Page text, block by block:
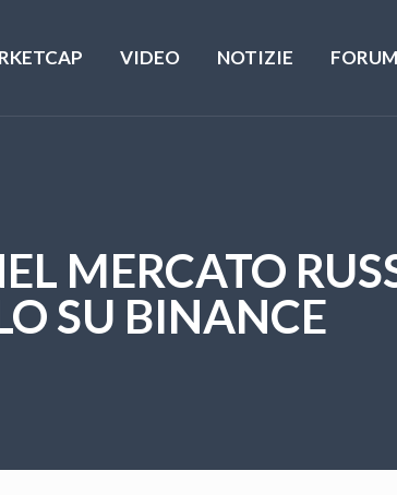
VIDEO NOTIZIE FORUM
MERCATO
SU BINANCE